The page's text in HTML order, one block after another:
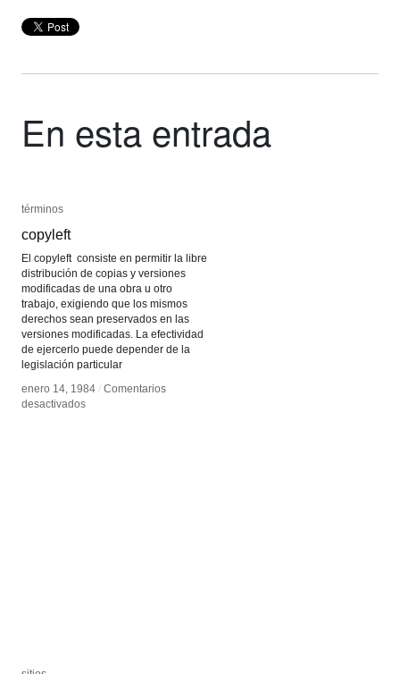
En esta entrada
términos
copyleft
El copyleft consiste en permitir la libre
distribución de copias y versiones
modificadas de una obra u otro
trabajo, exigiendo que los mismos
derechos sean preservados en las
versiones modificadas. La efectividad
de ejercerlo puede depender de la
legislación particular
enero 14, 1984 / Comentarios
desactivadosen
términos
copyleft
enero 14, 1984 / Comentarios
desactivadosen